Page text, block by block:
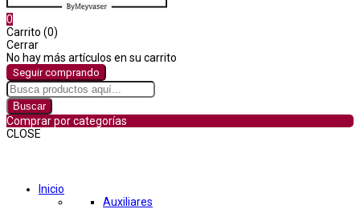
0
Carrito (0)
Cerrar
No hay más artículos en su carrito
Seguir comprando
Buscar
Comprar por categorías
CLOSE
Inicio
Auxiliares